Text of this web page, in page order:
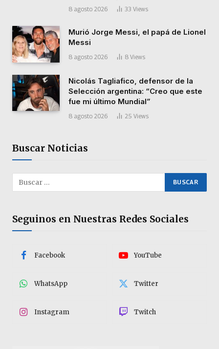
8 agosto 2026 33 Views
Murió Jorge Messi, el papá de Lionel
Messi
8 agosto 2026 8 Views
Nicolás Tagliafico, defensor de la
Selección argentina: “Creo que este
fue mi último Mundial”
8 agosto 2026 25 Views
Buscar Noticias
Seguinos en Nuestras Redes Sociales
Facebook YouTube
WhatsApp Twitter
Instagram Twitch